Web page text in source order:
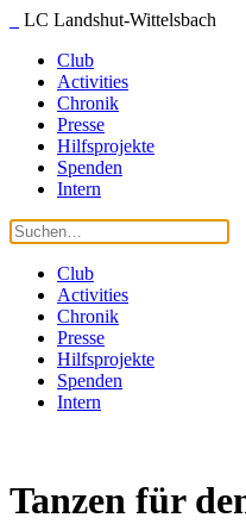
LC Landshut-Wittelsbach
Club
Activities
Chronik
Presse
Hilfsprojekte
Spenden
Intern
Club
Activities
Chronik
Presse
Hilfsprojekte
Spenden
Intern
Tanzen für